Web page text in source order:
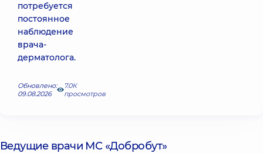
потребуется
постоянное
наблюдение
врача-
дерматолога.
Обновлено:
09.08.2026
7.0К
просмотров
Ведущие врачи МС «Добробут»